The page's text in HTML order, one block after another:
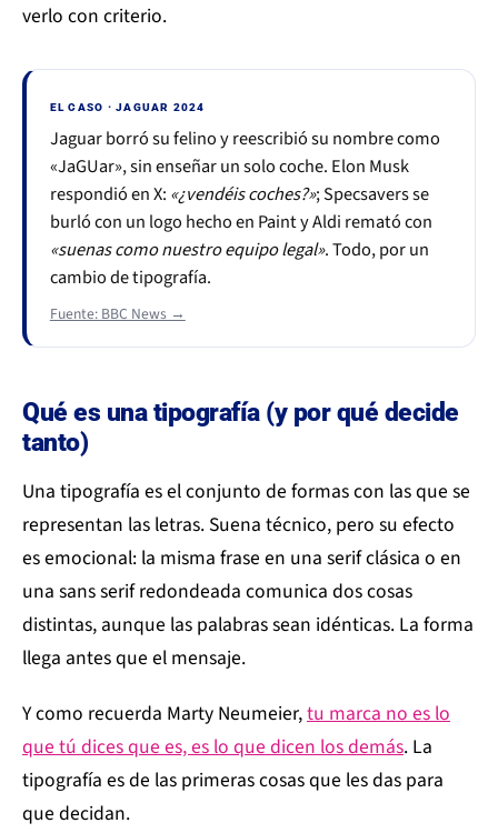
verlo con criterio.
EL CASO · JAGUAR 2024
Jaguar borró su felino y reescribió su nombre como
«JaGUar», sin enseñar un solo coche. Elon Musk
respondió en X: «¿vendéis coches?»; Specsavers se
burló con un logo hecho en Paint y Aldi remató con
«suenas como nuestro equipo legal». Todo, por un
cambio de tipografía.
Fuente: BBC News →
Qué es una tipografía (y por qué decide
tanto)
Una tipografía es el conjunto de formas con las que se
representan las letras. Suena técnico, pero su efecto
es emocional: la misma frase en una serif clásica o en
una sans serif redondeada comunica dos cosas
distintas, aunque las palabras sean idénticas. La forma
llega antes que el mensaje.
Y como recuerda Marty Neumeier,tu marca no es lo
que tú dices que es, es lo que dicen los demás. La
tipografía es de las primeras cosas que les das para
que decidan.